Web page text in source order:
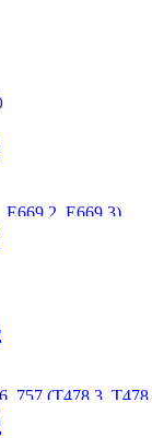
E669.2, E669.3)
757 (T478.3,